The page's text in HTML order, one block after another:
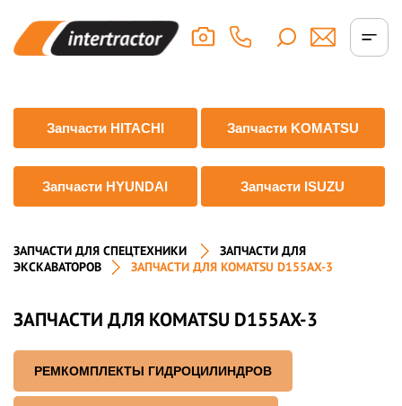
Запчасти HITACHI Запчасти KOMATSU
Запчасти HYUNDAI Запчасти ISUZU
ЗАПЧАСТИ ДЛЯ СПЕЦТЕХНИКИ
ЗАПЧАСТИ ДЛЯ
ЭКСКАВАТОРОВ
ЗАПЧАСТИ ДЛЯ KOMATSU D155AX-3
ЗАПЧАСТИ ДЛЯ KOMATSU D155AX-3
РЕМКОМПЛЕКТЫ ГИДРОЦИЛИНДРОВ